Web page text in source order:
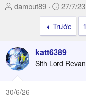
T
a
d
s
t
a
dambut89
N
g
à
y
g
ử
i
27/7/23
Trước
1
katt6389
Sith Lord Revan
30/6/26